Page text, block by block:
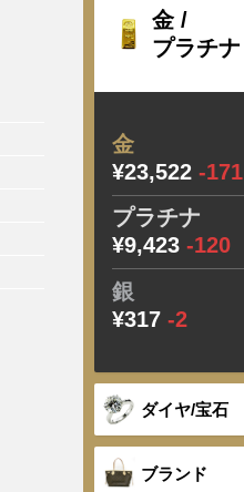
金 /
プラチナ
金
¥23,522 -171
プラチナ
¥9,423 -120
銀
¥317 -2
ダイヤ/宝石
ブランド